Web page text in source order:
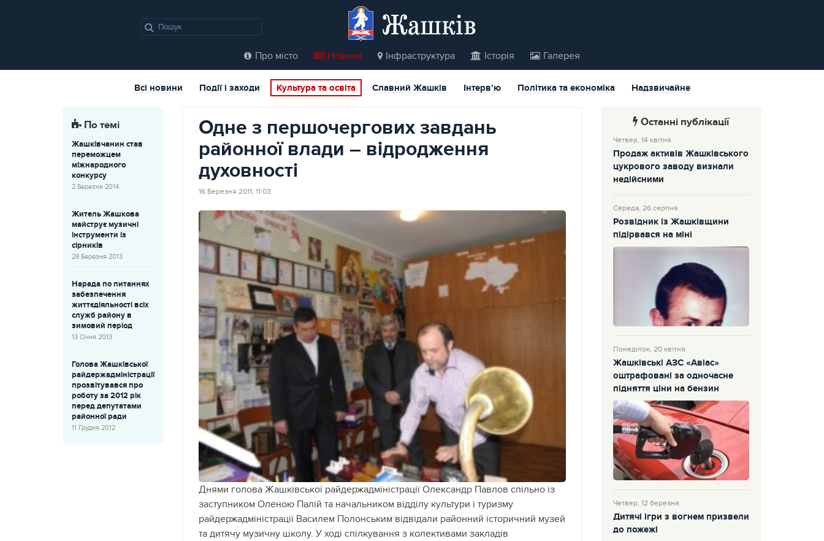
Жашків
Про місто Новини Інфраструктура Історія Галерея
Всі новини Події і заходи Культура та освіта Славний Жашків Інтерв’ю Політика та економіка Надзвичайне
По темі
Жашківчанин став
переможцем
міжнародного
конкурсу
2 Березня 2014
Житель Жашкова
майструє музичні
інструменти із
сірників
28 Березня 2013
Нарада по питаннях
забезпечення
життєдіяльності всіх
служб району в
зимовий період
13 Січня 2013
Голова Жашківської
райдержадміністрації
прозвітувався про
роботу за 2012 рік
перед депутатами
районної ради
11 Грудня 2012
Одне з першочергових завдань
районної влади – відродження
духовності
16 Березня 2011, 11:03
Днями голова Жашківської райдержадміністрації Олександр Павлов спільно із
заступником Оленою Палій та начальником відділу культури і туризму
райдержадміністрації Василем Полонським відвідали районний історичний музей
та дитячу музичну школу. У ході спілкування з колективами закладів
Останні публікації
Четвер, 14 квітня
Продаж активів Жашківського
цукрового заводу визнали
недійсними
Середа, 26 серпня
Розвідник із Жашківщини
підірвався на міні
Понеділок, 20 квітня
Жашківські АЗС «Авіас»
оштрафовані за одночасне
підняття ціни на бензин
Четвер, 12 березня
Дитячі ігри з вогнем призвели
до пожежі